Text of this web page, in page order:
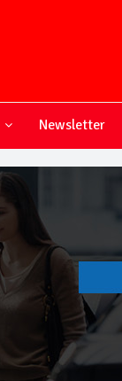
Newsletter